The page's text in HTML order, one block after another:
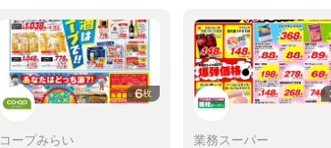
6枚
コープみらい 業務スーパー